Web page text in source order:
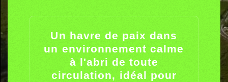
Un havre de paix dans
un environnement calme
à l'abri de toute
circulation, idéal pour